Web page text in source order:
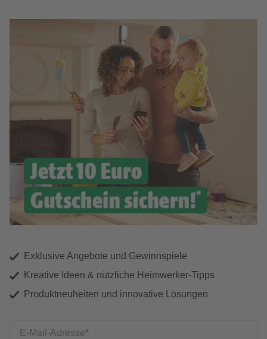
Exklusive Angebote und Gewinnspiele
Kreative Ideen & nützliche Heimwerker-Tipps
Produktneuheiten und innovative Lösungen
E-Mail-Adresse